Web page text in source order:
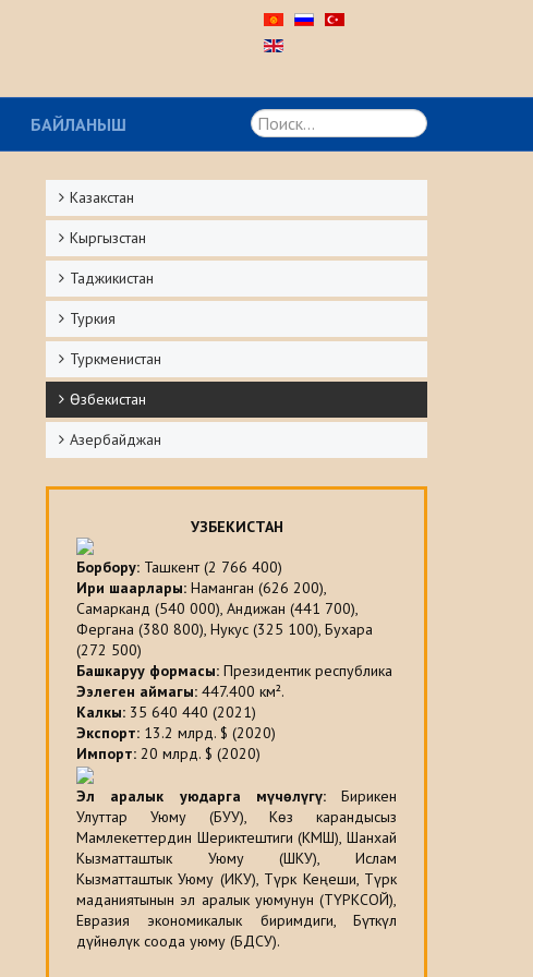
Искать...
БАЙЛАНЫШ
Казакстан
Кыргызстан
Таджикистан
Туркия
Туркменистан
Ѳзбекистан
Азербайджан
УЗБЕКИСТАН
Борбору: Ташкент (2 766 400)
Ири шаарлары: Наманган (626 200),
Самарканд (540 000), Андижан (441 700),
Фергана (380 800), Нукус (325 100), Бухара
(272 500)
Башкаруу формасы: Президентик республика
Ээлеген аймагы: 447.400 км².
Калкы: 35 640 440 (2021)
Экспорт: 13.2 млрд. $ (2020)
Импорт: 20 млрд. $ (2020)
Эл аралык уюдарга мүчөлүгү:Бирикен
Улуттар Уюму (БУУ), Көз карандысыз
Мамлекеттердин Шериктештиги (КМШ), Шанхай
Кызматташтык Уюму (ШКУ), Ислам
Кызматташтык Уюму (ИКУ), Түрк Кеңеши, Түрк
маданиятынын эл аралык уюмунун (ТҮРКСОЙ),
Евразия экономикалык биримдиги, Бүткүл
дүйнөлүк соода уюму (БДСУ).